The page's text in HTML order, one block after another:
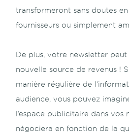
transformeront sans doutes
fournisseurs ou simplement
De plus, votre newsletter
nouvelle source de revenus !
manière régulière de
audience, vous pouvez
l’espace publicitaire dans vos
négociera en fonction de la